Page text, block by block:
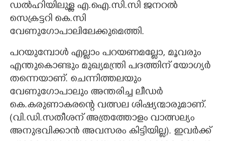
ഡൽഹിയിലുള്ള എ.ഐ.സി.സി ജനറൽ
സെക്രട്ടറി കെ.സി
വേണുഗോപാലിലേക്കുമെത്തി.
പറയുമ്പോൾ എല്ലാം പറയണമല്ലോ, മൂവരും
എന്തുകൊണ്ടും മുഖ്യമന്ത്രി പദത്തിന് യോഗ്യർ
തന്നെയാണ്. ചെന്നിത്തലയും
വേണുഗോപാലും അന്തരിച്ച ലീഡർ
കെ.കരുണാകരന്റെ വത്സല ശിഷ്യന്മാരുമാണ്.
(വി.ഡി.സതീശന് അത്രത്തോളം വാത്സല്യം
അനുഭവിക്കാൻ അവസരം കിട്ടിയില്ല). ഇവർക്ക്